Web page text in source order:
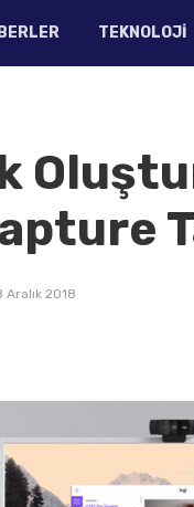
TEKNOLOJI
Aralık 2018